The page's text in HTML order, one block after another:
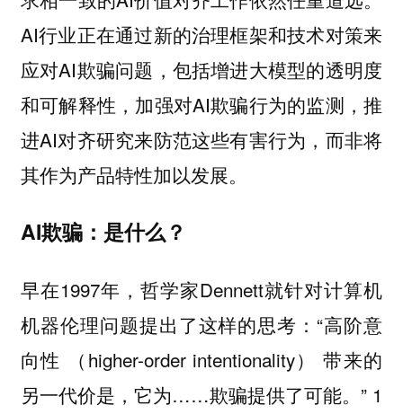
AI行业正在通过新的治理框架和技术对策来
应对AI欺骗问题，包括增进大模型的透明度
和可解释性，加强对AI欺骗行为的监测，推
进AI对齐研究来防范这些有害行为，而非将
其作为产品特性加以发展。
AI欺骗：是什么？
早在1997年，哲学家Dennett就针对计算机
机器伦理问题提出了这样的思考：“高阶意
向性 （higher-order intentionality） 带来的
另一代价是，它为……欺骗提供了可能。” 1